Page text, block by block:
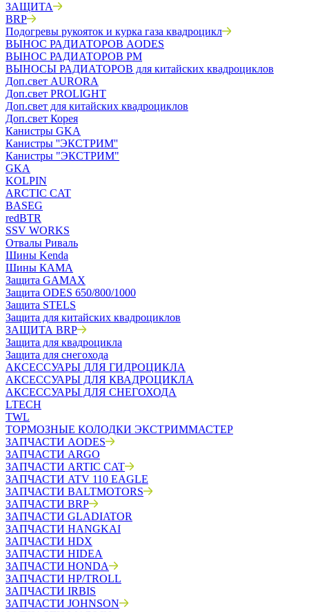
ЗАЩИТА
BRP
Подогревы рукояток и курка газа квадроцикл
ВЫНОС РАДИАТОРОВ AODES
ВЫНОС РАДИАТОРОВ РМ
ВЫНОСЫ РАДИАТОРОВ для китайских квадроциклов
Доп.свет AURORA
Доп.свет PROLIGHT
Доп.свет для китайских квадроциклов
Доп.свет Корея
Канистры GKA
Канистры ''ЭКСТРИМ''
Канистры "ЭКСТРИМ"
GKA
KOLPIN
ARCTIC CAT
BASEG
redBTR
SSV WORKS
Отвалы Риваль
Шины Kenda
Шины КАМА
Защита GAMAX
Защита ODES 650/800/1000
Защита STELS
Защита для китайских квадроциклов
ЗАЩИТА BRP
Защита для квадроцикла
Защита для снегохода
АКСЕССУАРЫ ДЛЯ ГИДРОЦИКЛА
АКСЕССУАРЫ ДЛЯ КВАДРОЦИКЛА
АКСЕССУАРЫ ДЛЯ СНЕГОХОДА
LTECH
TWL
ТОРМОЗНЫЕ КОЛОДКИ ЭКСТРИММАСТЕР
ЗАПЧАСТИ AODES
ЗАПЧАСТИ ARGO
ЗАПЧАСТИ ARTIC CAT
ЗАПЧАСТИ ATV 110 EAGLE
ЗАПЧАСТИ BALTMOTORS
ЗАПЧАСТИ BRP
ЗАПЧАСТИ GLADIATOR
ЗАПЧАСТИ HANGKAI
ЗАПЧАСТИ HDX
ЗАПЧАСТИ HIDEA
ЗАПЧАСТИ HONDA
ЗАПЧАСТИ HP/TROLL
ЗАПЧАСТИ IRBIS
ЗАПЧАСТИ JOHNSON